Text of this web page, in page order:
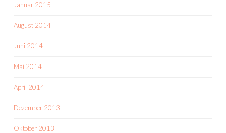
Januar 2015
August 2014
Juni 2014
Mai 2014
April 2014
Dezember 2013
Oktober 2013